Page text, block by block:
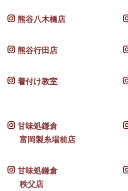
熊谷八木橋店
熊谷行田店
着付け教室
甘味処鎌倉
富岡製糸場前店
甘味処鎌倉
秩父店